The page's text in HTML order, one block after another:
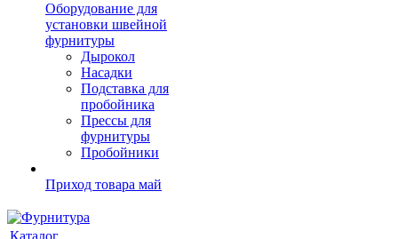
Оборудование для
установки швейной
фурнитуры
Дырокол
Насадки
Подставка для
пробойника
Прессы для
фурнитуры
Пробойники
Приход товара май
Каталог